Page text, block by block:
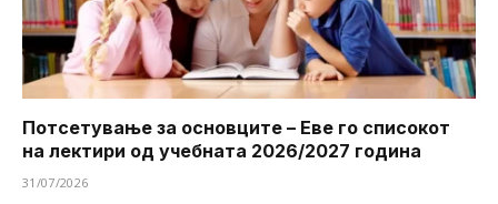
Потсетување за основците – Еве го списокот
на лектири од учебната 2026/2027 година
31/07/2026